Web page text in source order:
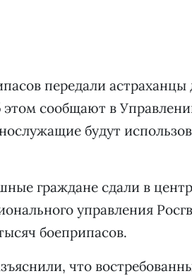
передали
сообщают в
будут
граждане сдали в
управления
боеприпасов.
что